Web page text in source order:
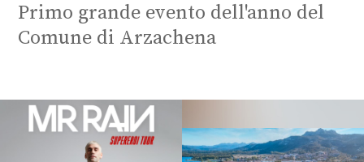
Primo grande evento dell'anno del
Comune di Arzachena